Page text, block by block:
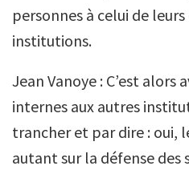
personnes à celui de
institutions.
Jean Vanoye : C’est
internes aux autres
trancher et par dire :
autant sur la défense des